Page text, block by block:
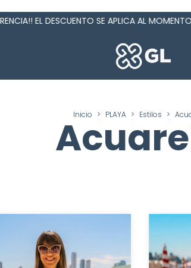
EL DESCUENTO SE APLICA AL MOMENTO
Inicio > PLAYA > Estilos >